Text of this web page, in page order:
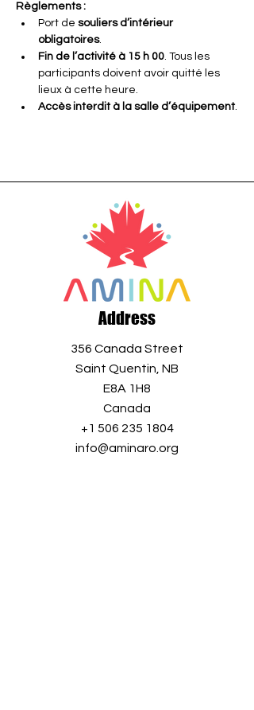
Règlements :
Port de souliers d’intérieur
obligatoires.
Fin de l’activité à 15 h 00. Tous les
participants doivent avoir quitté les
lieux à cette heure.
Accès interdit à la salle d’équipement.
Address
356 Canada Street
Saint Quentin, NB
E8A 1H8
Canada
+1 506 235 1804
info@aminaro.org